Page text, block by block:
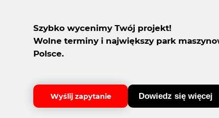
Szybko wycenimy Twój projekt!
Wolne terminy i największy park
Polsce.
Wyślij zapytanie Dowiedz się więcej